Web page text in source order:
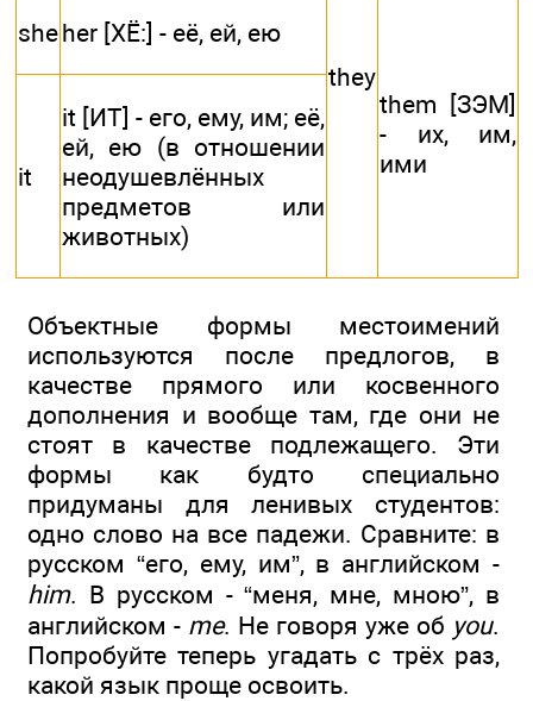
they
sheher [ХЁ:] - её, ей, ею
them [ЗЭМ]
- их, им,
ими
it
it [ИТ] - его, ему, им; её,
ей, ею (в отношении
неодушевлённых
предметов или
животных)
Объектные формы местоимений
используются после предлогов, в
качестве прямого или косвенного
дополнения и вообще там, где они не
стоят в качестве подлежащего. Эти
формы как будто специально
придуманы для ленивых студентов:
одно слово на все падежи. Сравните: в
русском “его, ему, им”, в английском -
him. В русском - “меня, мне, мною”, в
английском - me. Не говоря уже об you.
Попробуйте теперь угадать с трёх раз,
какой язык проще освоить.